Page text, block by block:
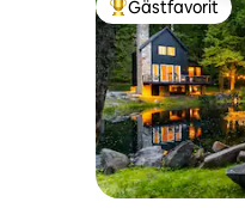
Populär
Gästfavorit